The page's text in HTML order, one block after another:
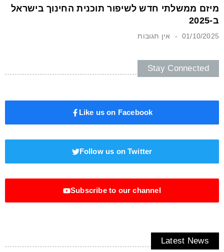
מיזם ממשלתי חדש לשיפור תוכנית החינוך בישראל
ב-2025
01/10/2025 אין תגובות
Stay Connected
Like us on Facebook
Follow us on Twitter
Subscribe to our channel
Latest News